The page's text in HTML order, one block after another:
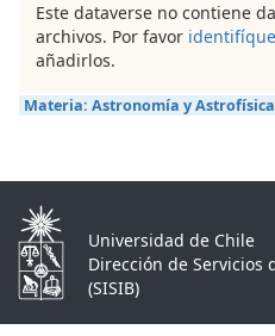
Este dataverse no contiene
archivos. Por favor
añadirlos.
Materia: Astronomía y Astrofísica
Universidad de Chile
Dirección de Servicios
(SISIB)